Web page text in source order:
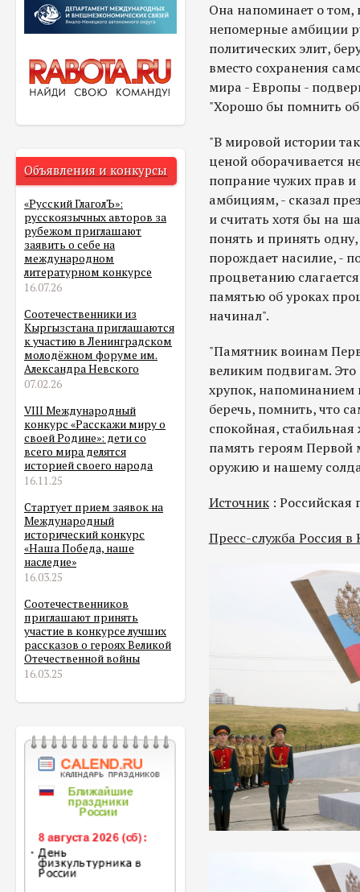
Объявления и конкурсы
«Русский ГлаголЪ»:
русскоязычных авторов за
рубежом приглашают
заявить о себе на
международном
литературном конкурсе
16.07.26
Соотечественники из
Кыргызстана приглашаются
к участию в Ленинградском
молодёжном форуме им.
Александра Невского
07.02.26
VIII Международный
конкурс «Расскажи миру о
своей Родине»: дети со
всего мира делятся
историей своего народа
16.11.25
Стартует прием заявок на
Международный
исторический конкурс
«Наша Победа, наше
наследие»
16.03.25
Соотечественников
приглашают принять
участие в конкурсе лучших
рассказов о героях Великой
Отечественной войны
16.03.25
Она напоминает о том,
непомерные амбиции
политических элит,
вместо сохранения
мира - Европы -
"Хорошо бы помнить об
"В мировой истории
ценой оборачивается
попрание чужих прав и
амбициям, - сказал
и считать хотя бы на
понять и принять
порождает насилие, -
процветанию
памятью об уроках
начинал".
"Памятник воинам
великим подвигам.
хрупок, напоминанием
беречь, помнить, что
спокойная,
память героям Первой
оружию и нашему
Источник: Российская
Пресс-служба Россия в